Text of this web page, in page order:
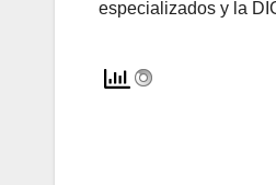
especializados y la